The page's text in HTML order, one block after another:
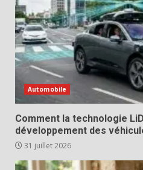
Automobile
Comment la technologie
développement des
31 juillet 2026